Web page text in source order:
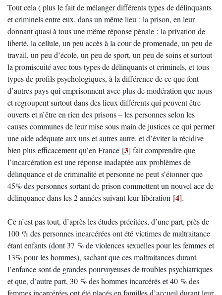
Tout cela ( plus le fait de mélanger différents types de délinquants
et criminels entre eux, dans un même lieu : la prison, en leur
donnant quasi à tous une même réponse pénale : la privation de
liberté, la cellule, un peu accès à la cour de promenade, un peu de
travail, un peu d’école, un peu de sport, un peu de soins et surtout
la promiscuité avec tous types de délinquants et criminels, et tous
types de profils psychologiques, à la différence de ce que font
d’autres pays qui emprisonnent avec plus de modération que nous
et regroupent surtout dans des lieux différents qui peuvent être
ouverts et n’être en rien des prisons – les personnes selon les
causes communes de leur mise sous main de justices ce qui permet
une aide adéquate aux uns et autres autre, et d’éviter la récidive
bien plus efficacement qu’en France [3] fait comprendre que
l’incarcération est une réponse inadaptée aux problèmes de
délinquance et de criminalité et personne ne peut s’étonner que
45% des personnes sortant de prison commettent un nouvel ace de
délinquance dans les 2 années suivant leur libération [4].
Ce n’est pas tout, d’après les études précitées, d’une part, près de
100 % des personnes incarcérées ont été victimes de maltraitance
étant enfants (dont 37 % de violences sexuelles pour les femmes et
13% pour les hommes), sachant que ces maltraitances durant
l’enfance sont de grandes pourvoyeuses de troubles psychiatriques
et que, d’autre part, 30 % des hommes incarcérés et 40 % des
femmes incarcérées ont été placés en familles d’accueil durant leur